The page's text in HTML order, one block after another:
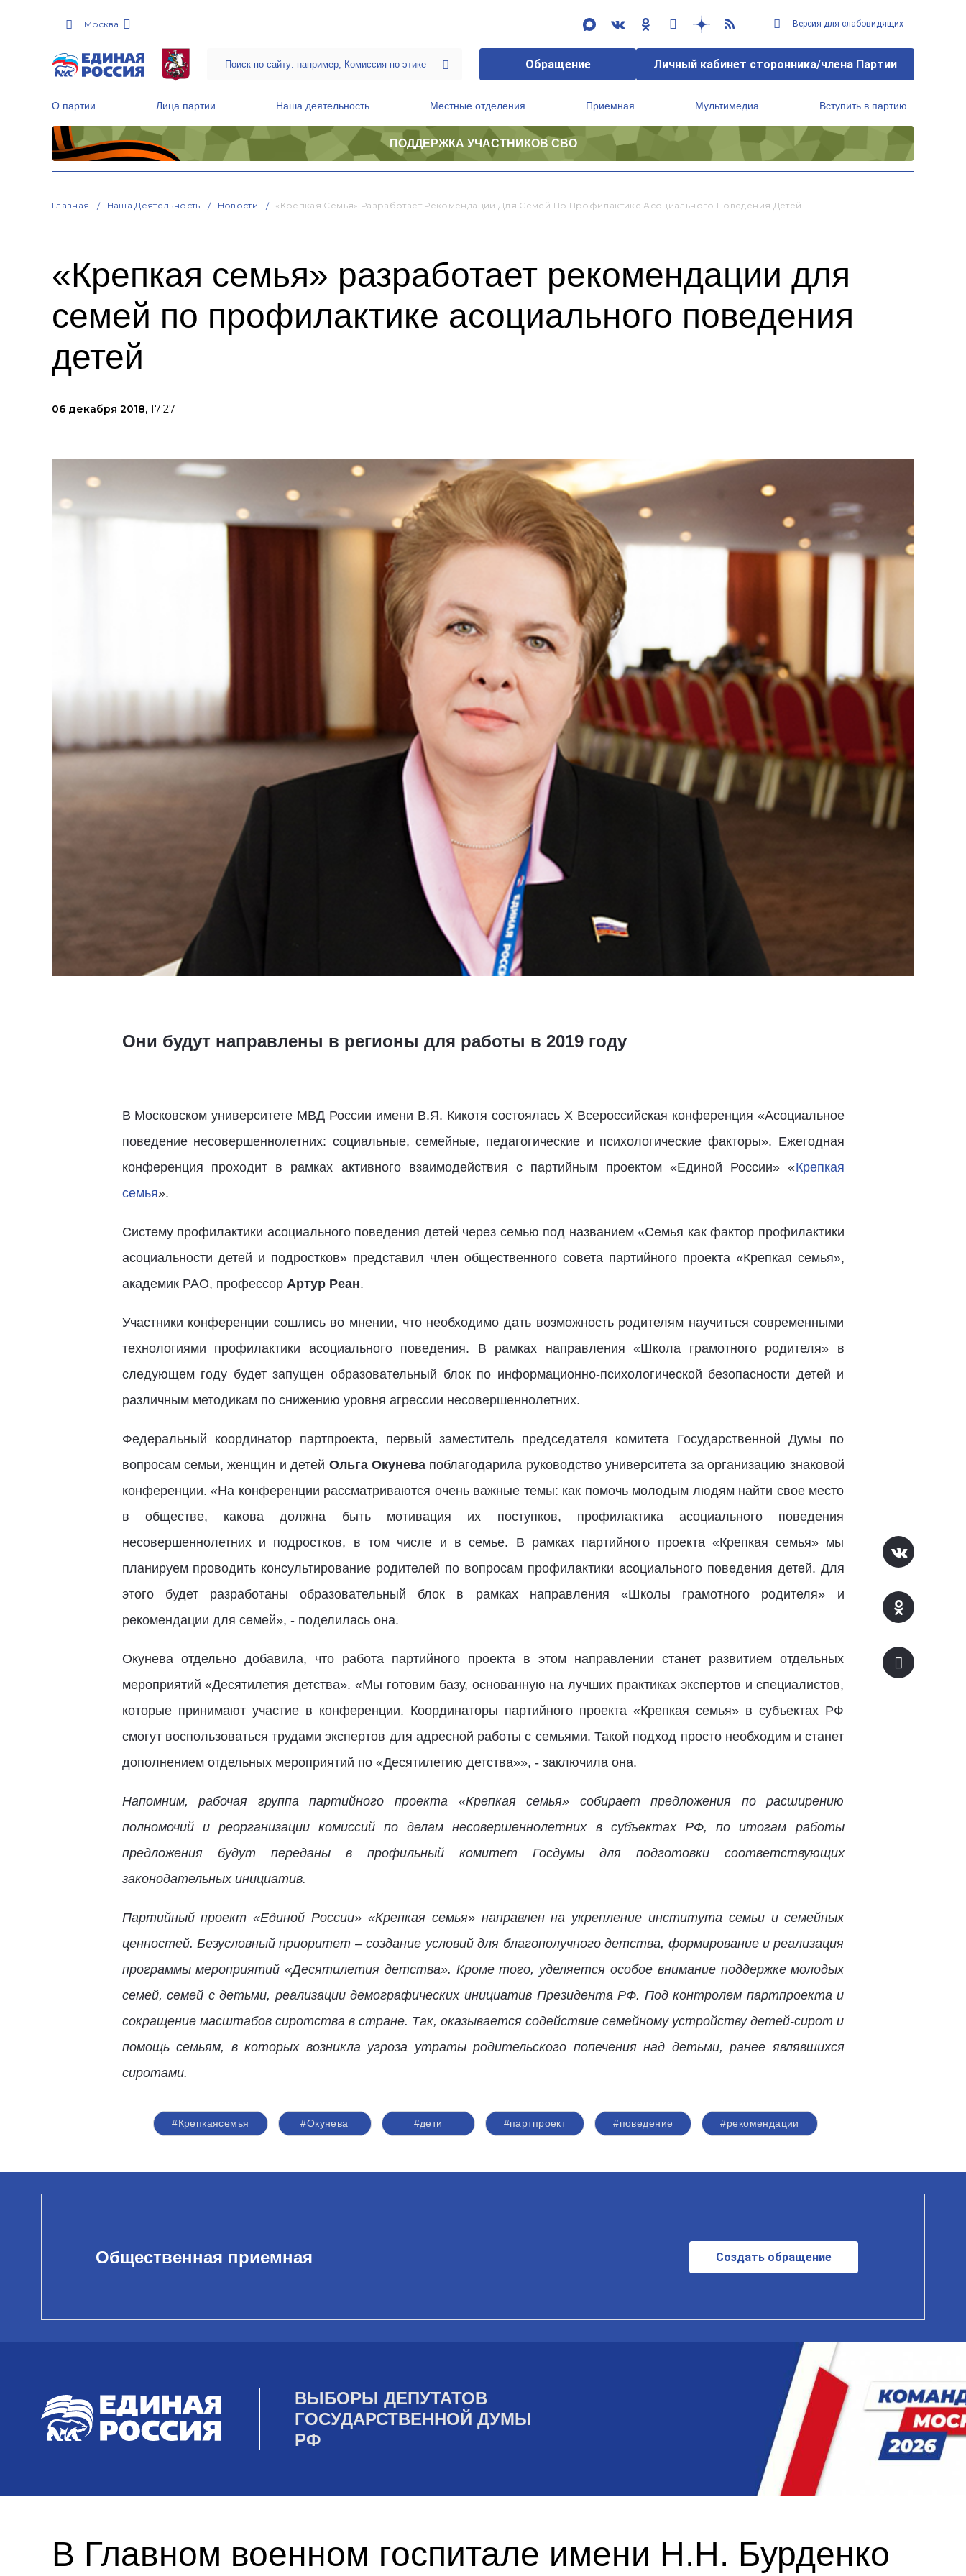
Москва Версия для слабовидящих
Обращение Личный кабинет сторонника/члена Партии
О партии Лица партии Наша деятельность Местные отделения Приемная Мультимедиа Вступить в партию
ПОДДЕРЖКА УЧАСТНИКОВ СВО
Главная Наша Деятельность Новости «Крепкая Семья» Разработает Рекомендации Для Семей По Профилактике Асоциального Поведения Детей
«Крепкая семья» разработает рекомендации для
семей по профилактике асоциального поведения
детей
06 декабря 2018, 17:27
Они будут направлены в регионы для работы в 2019 году
В Московском университете МВД России имени В.Я. Кикотя состоялась X Всероссийская конференция «Асоциальное
поведение несовершеннолетних: социальные, семейные, педагогические и психологические факторы». Ежегодная
конференция проходит в рамках активного взаимодействия с партийным проектом «Единой России» «Крепкая
семья».
Систему профилактики асоциального поведения детей через семью под названием «Семья как фактор профилактики
асоциальности детей и подростков» представил член общественного совета партийного проекта «Крепкая семья»,
академик РАО, профессор Артур Реан.
Участники конференции сошлись во мнении, что необходимо дать возможность родителям научиться современными
технологиями профилактики асоциального поведения. В рамках направления «Школа грамотного родителя» в
следующем году будет запущен образовательный блок по информационно-психологической безопасности детей и
различным методикам по снижению уровня агрессии несовершеннолетних.
Федеральный координатор партпроекта, первый заместитель председателя комитета Государственной Думы по
вопросам семьи, женщин и детей Ольга Окунева поблагодарила руководство университета за организацию знаковой
конференции. «На конференции рассматриваются очень важные темы: как помочь молодым людям найти свое место
в обществе, какова должна быть мотивация их поступков, профилактика асоциального поведения
несовершеннолетних и подростков, в том числе и в семье. В рамках партийного проекта «Крепкая семья» мы
планируем проводить консультирование родителей по вопросам профилактики асоциального поведения детей. Для
этого будет разработаны образовательный блок в рамках направления «Школы грамотного родителя» и
рекомендации для семей», - поделилась она.
Окунева отдельно добавила, что работа партийного проекта в этом направлении станет развитием отдельных
мероприятий «Десятилетия детства». «Мы готовим базу, основанную на лучших практиках экспертов и специалистов,
которые принимают участие в конференции. Координаторы партийного проекта «Крепкая семья» в субъектах РФ
смогут воспользоваться трудами экспертов для адресной работы с семьями. Такой подход просто необходим и станет
дополнением отдельных мероприятий по «Десятилетию детства»», - заключила она.
Напомним, рабочая группа партийного проекта «Крепкая семья» собирает предложения по расширению
полномочий и реорганизации комиссий по делам несовершеннолетних в субъектах РФ, по итогам работы
предложения будут переданы в профильный комитет Госдумы для подготовки соответствующих
законодательных инициатив.
Партийный проект «Единой России» «Крепкая семья» направлен на укрепление института семьи и семейных
ценностей. Безусловный приоритет – создание условий для благополучного детства, формирование и реализация
программы мероприятий «Десятилетия детства». Кроме того, уделяется особое внимание поддержке молодых
семей, семей с детьми, реализации демографических инициатив Президента РФ. Под контролем партпроекта и
сокращение масштабов сиротства в стране. Так, оказывается содействие семейному устройству детей-сирот и
помощь семьям, в которых возникла угроза утраты родительского попечения над детьми, ранее являвшихся
сиротами.
#Крепкаясемья #Окунева #дети #партпроект #поведение #рекомендации
Общественная приемная Создать обращение
ВЫБОРЫ ДЕПУТАТОВ
ГОСУДАРСТВЕННОЙ ДУМЫ
РФ
В Главном военном госпитале имени Н.Н. Бурденко